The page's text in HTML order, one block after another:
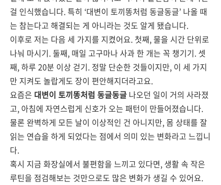
걸 인식했습니다. 특히 ‘대변이 토끼똥처럼 동글동글’ 나올 때
는 참는다고 해결되는 게 아니라는 것도 알게 됐습니다.
이후로 저는 다음 세 가지를 지켰어요. 첫째, 물을 시간 단위로
나눠 마시기. 둘째, 매일 고구마나 사과 한 개는 꼭 챙기기. 셋
째, 하루 20분 이상 걷기. 정말 단순한 것들이지만, 이 세 가지
만 지켜도 놀랍게도 장이 편안해지더라고요.
요즘은 대변이 토끼똥처럼 동글동글 나오던 일이 거의 사라졌
고, 아침에 자연스럽게 신호가 오는 패턴이 만들어졌습니다.
물론 완벽하게 모든 날이 이상적인 건 아니지만, 몸 상태를 잘
읽는 연습을 하게 되었다는 점에서 의미 있는 변화라고 느낍니
다.
혹시 지금 화장실에서 불편함을 느끼고 있다면, 생활 속 작은
루틴을 점검해보는 것만으로도 많은 변화가 생길 수 있어요.